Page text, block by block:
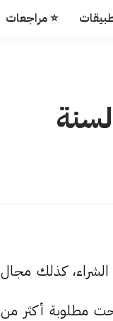
⭐ مراجعات
كذلك مجال
مطلوبة أكثر من